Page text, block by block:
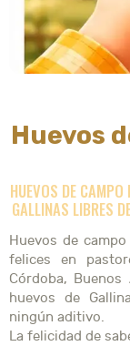
Huevos
HUEVOS DE
GALLINAS LIBRES
Huevos de
felices en
Córdoba,
huevos de
ningún aditivo.
La felicidad de